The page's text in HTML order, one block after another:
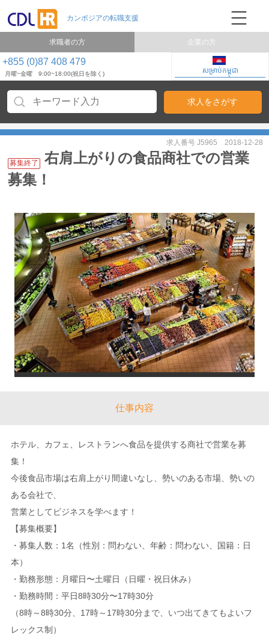
+855 (0)87 408 479
月曜~金曜 9:00~18:00(祝日を除く) សម្រាប់កម្ពុជា
求職者の方 企業の方
募集終了
右肩上がりの食品商社での営業
募集！
求人番号 J5965 2018-12-28
仕事内容
ホテル、カフェ、レストランへ食品を提供する商社で営業を募
集！
今後食品市場は右肩上がり間違いなし、勢いのある市場、勢いの
ある会社で、
営業としてビジネスを学べます！
【募集概要】
・募集人数：1名（性別：問わない、年齢：問わない、国籍：日
本）
・勤務形態：月曜日〜土曜日（日曜・祝日休み）
・勤務時間：平日8時30分〜17時30分
（8時～8時30分、17時～17時30分まで、いつ出てきてもよいフ
レックス制）